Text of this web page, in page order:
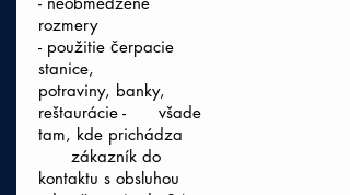
rozmery
- použitie čerpacie
stanice,
potraviny, banky,
reštaurácie - všade
tam, kde prichádza
zákazník do
kontaktu s obsluhou